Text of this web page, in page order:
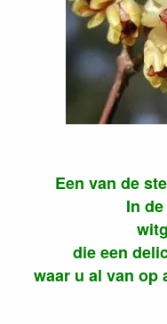
Een van de
In
die een
waar u al van op